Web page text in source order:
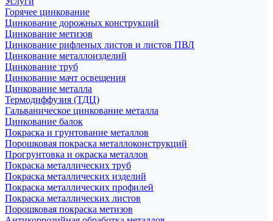
Горячее цинкование
Цинкование дорожных конструкций
Цинкование метизов
Цинкование рифленых листов и листов ПВЛ
Цинкование металлоизделий
Цинкование труб
Цинкование мачт освещения
Цинкование металла
Термодиффузия (ТДЦ)
Гальваническое цинкование металла
Цинкование балок
Покраска и грунтование металлов
Порошковая покраска металлоконструкций
Прогрунтовка и окраска металлов
Покраска металлических труб
Покраска металлических изделий
Покраска металлических профилей
Покраска металлических листов
Порошковая покраска метизов